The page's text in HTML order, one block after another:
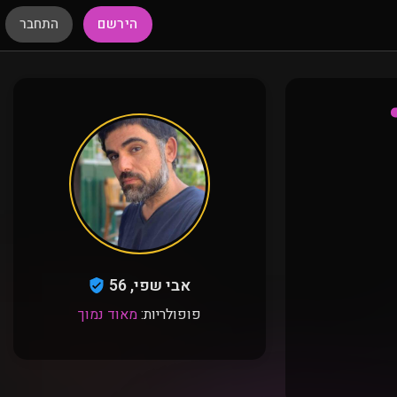
התחבר הירשם
אבי שפי, 56
פופולריות:מאוד נמוך